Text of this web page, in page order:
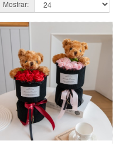
Mostrar: